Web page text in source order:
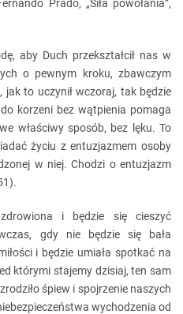
Prado, „Siła powołania”,
aby Duch przekształcił nas w
o pewnym kroku, zbawczym
to uczynił wczoraj, tak będzie
korzeni bez wątpienia pomaga
właściwy sposób, bez lęku. To
życiu z entuzjazmem osoby
w niej. Chodzi o entuzjazm
i będzie się cieszyć
gdy nie będzie się bała
i będzie umiała spotkać na
którymi stajemy dzisiaj, ten sam
śpiew i spojrzenie naszych
wychodzenia od